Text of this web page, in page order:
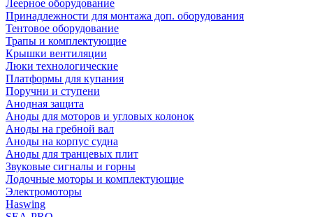
Леерное оборудование
Принадлежности для монтажа доп. оборудования
Тентовое оборудование
Трапы и комплектующие
Крышки вентиляции
Люки технологические
Платформы для купания
Поручни и ступени
Анодная защита
Аноды для моторов и угловых колонок
Аноды на гребной вал
Аноды на корпус судна
Аноды для транцевых плит
Звуковые сигналы и горны
Лодочные моторы и комплектующие
Электромоторы
Haswing